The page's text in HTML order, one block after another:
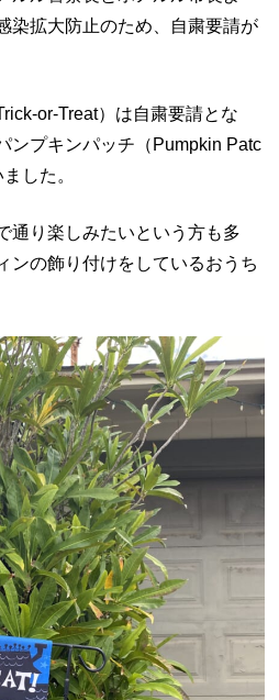
染拡大防止のため、自粛要請が
or-Treat）は自粛要請とな
ンプキンパッチ（Pumpkin Patc
した。
通り楽しみたいという方も多
ンの飾り付けをしているおうち